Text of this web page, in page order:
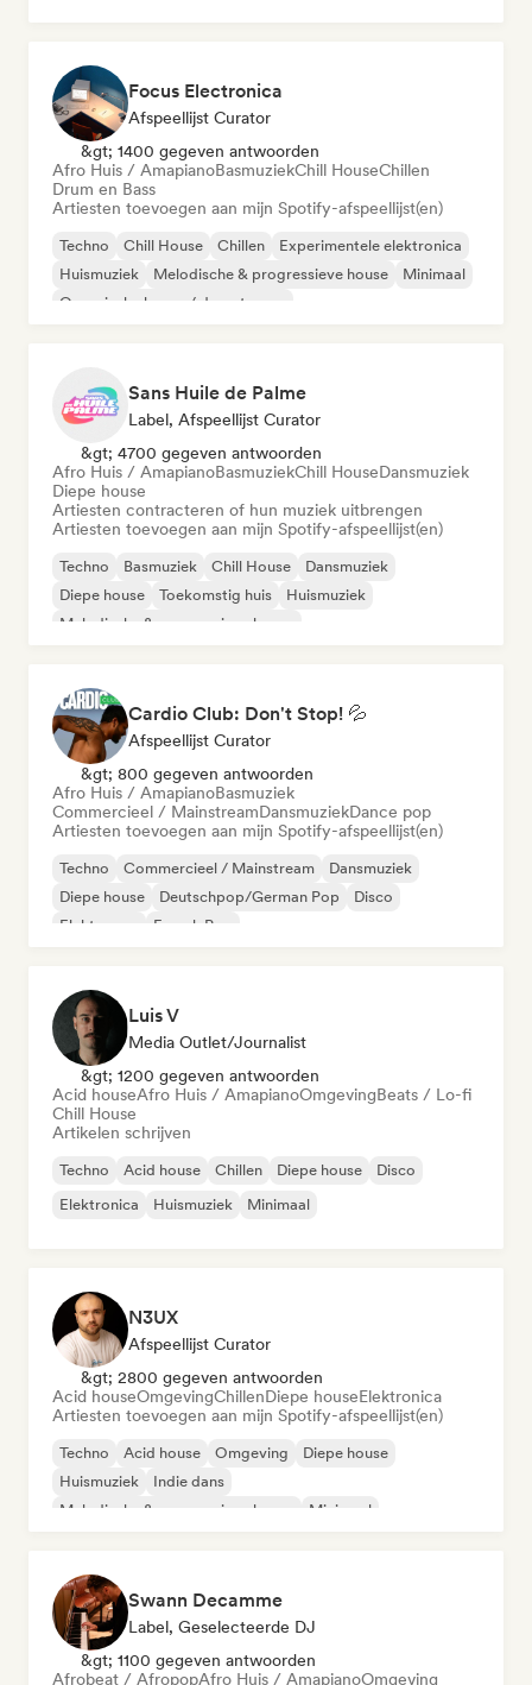
Focus Electronica
Afspeellijst Curator
&gt; 1400 gegeven antwoorden
Afro Huis / AmapianoBasmuziekChill HouseChillen
Drum en Bass
Artiesten toevoegen aan mijn Spotify-afspeellijst(en)
Techno Chill House Chillen
Experimentele elektronica
Huismuziek
Melodische & progressieve house
Minimaal
Organische house / downtempo
Sans Huile de Palme
Label, Afspeellijst Curator
&gt; 4700 gegeven antwoorden
Afro Huis / AmapianoBasmuziekChill HouseDansmuziek
Diepe house
Artiesten contracteren of hun muziek uitbrengen
Artiesten toevoegen aan mijn Spotify-afspeellijst(en)
Techno Basmuziek Chill House
Dansmuziek
Diepe house
Toekomstig huis
Huismuziek
Melodische & progressieve house
Cardio Club: Don't Stop! 💦
Afspeellijst Curator
&gt; 800 gegeven antwoorden
Afro Huis / AmapianoBasmuziek
Commercieel / MainstreamDansmuziekDance pop
Artiesten toevoegen aan mijn Spotify-afspeellijst(en)
Techno Commercieel / Mainstream
Dansmuziek
Diepe house
Deutschpop/German Pop
Disco
Elektropop
French Pop
Luis V
Media Outlet/Journalist
&gt; 1200 gegeven antwoorden
Acid houseAfro Huis / AmapianoOmgevingBeats / Lo-fi
Chill House
Artikelen schrijven
Techno Acid house Chillen Diepe house
Disco
Elektronica
Huismuziek Minimaal
N3UX
Afspeellijst Curator
&gt; 2800 gegeven antwoorden
Acid houseOmgevingChillenDiepe houseElektronica
Artiesten toevoegen aan mijn Spotify-afspeellijst(en)
Techno Acid house Omgeving
Diepe house
Huismuziek
Indie dans
Melodische & progressieve house
Minimaal
Swann Decamme
Label, Geselecteerde DJ
&gt; 1100 gegeven antwoorden
Afrobeat / AfropopAfro Huis / AmapianoOmgeving